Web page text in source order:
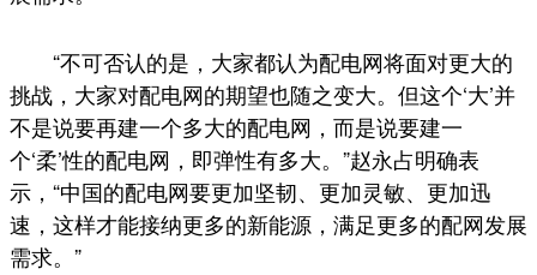
“不可否认的是，大家都认为配电网将面对更大的
挑战，大家对配电网的期望也随之变大。但这个‘大’并
不是说要再建一个多大的配电网，而是说要建一
个‘柔’性的配电网，即弹性有多大。”赵永占明确表
示，“中国的配电网要更加坚韧、更加灵敏、更加迅
速，这样才能接纳更多的新能源，满足更多的配网发展
需求。”